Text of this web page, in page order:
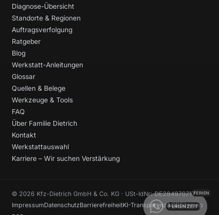
Diagnose-Übersicht
Standorte & Regionen
Auftragsverfolgung
Ratgeber
Blog
Werkstatt-Anleitungen
Glossar
Quellen & Belege
Werkzeuge & Tools
FAQ
Über Familie Dietrich
Kontakt
Werkstattauswahl
Karriere – Wir suchen Verstärkung
© 2026 Kfz-Dietrich GmbH & Co. KG · USt-IdNr: DE284970717
ImpressumDatenschutzBarrierefreiheitKI-TransparenzAGBSitemap
FERIENZEIT